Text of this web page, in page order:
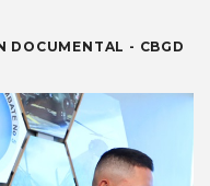
DOCUMENTAL - CBGD